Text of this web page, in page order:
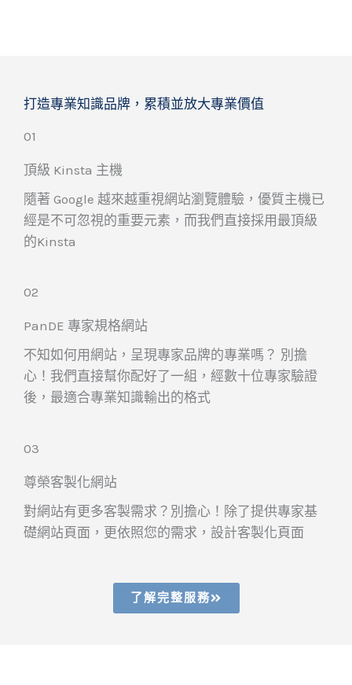
打造專業知識品牌，累積並放大專業價值
01
頂級 Kinsta 主機
隨著 Google 越來越重視網站瀏覽體驗，優質主機已
經是不可忽視的重要元素，而我們直接採用最頂級
的Kinsta
02
PanDE 專家規格網站
不知如何用網站，呈現專家品牌的專業嗎？ 別擔
心！我們直接幫你配好了一組，經數十位專家驗證
後，最適合專業知識輸出的格式
03
尊榮客製化網站
對網站有更多客製需求？別擔心！除了提供專家基
礎網站頁面，更依照您的需求，設計客製化頁面
了解完整服務